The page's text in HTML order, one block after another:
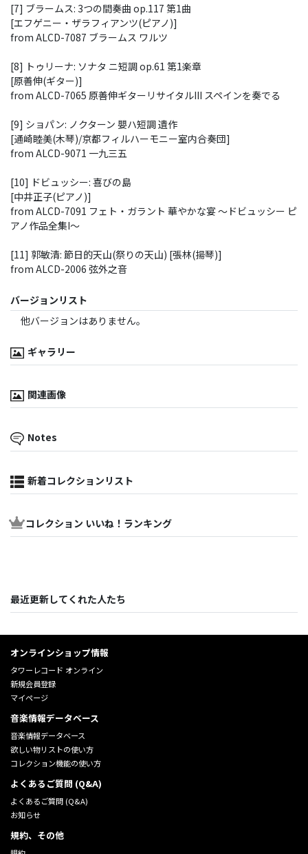
[7] ブラームス: 3つの間奏曲 op.117 第1曲
[エフゲニー・ザラフィアンツ(ピアノ)]
from ALCD-7087 ブラームス ワルツ
[8] トゥリーナ: ソナタ ニ短調 op.61 第1楽章
[原善伸(ギター)]
from ALCD-7065 原善伸ギターリサイタルIII スペインを奏でる
[9] ショパン: ノクターン 嬰ハ短調 遺作
[通崎睦美(木琴)/京都フィルハーモニー室内合奏団]
from ALCD-9071 一九三五
[10] ドビュッシー: 喜びの島
[中井正子(ピアノ)]
from ALCD-7091 フェト・ガラント 華やかな宴 ～ドビュッシー ピ
アノ作品全集I～
[11] 郭敏清: 節日的天山(祭りの天山) [張林(揚琴)]
from ALCD-2006 弦外之音
バージョンリスト
他バージョンはありません。
ギャラリー
関連画像
Notes
新着コレクションリスト
コレクション いいね！ランキング
最近更新してくれた人たち
オンラインショップ情報
タワーレコード オンライン
新規会員登録
マイページ
音楽情報データベース
音楽情報データベース
欲しい物リストの使い方
コレクション機能の使い方
よくあるご質問 (Q&A)
よくあるご質問 (Q&A)
お知らせ
規約、その他